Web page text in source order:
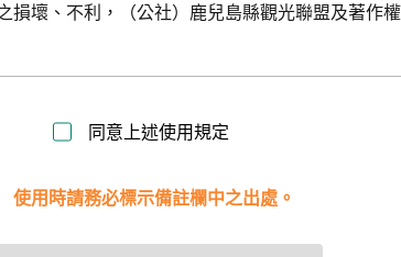
壞、不利，（公社）鹿兒島縣觀光聯盟及著作
同意上述使用規定
使用時請務必標示備註欄中之出處。